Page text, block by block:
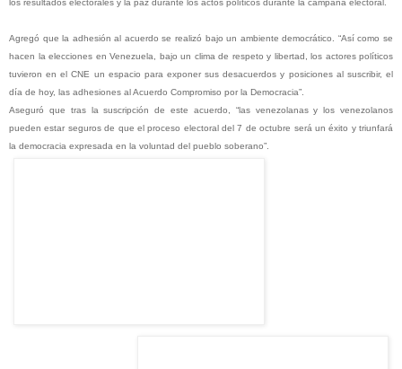
los resultados electorales y la paz durante los actos políticos durante la campaña electoral.
Agregó que la adhesión al acuerdo se realizó bajo un ambiente democrático. “Así como se
hacen la elecciones en Venezuela, bajo un clima de respeto y libertad, los actores políticos
tuvieron en el CNE un espacio para exponer sus desacuerdos y posiciones al suscribir, el
día de hoy, las adhesiones al Acuerdo Compromiso por la Democracia”.
Aseguró que tras la suscripción de este acuerdo, “las venezolanas y los venezolanos
pueden estar seguros de que el proceso electoral del 7 de octubre será un éxito y triunfará
la democracia expresada en la voluntad del pueblo soberano”.